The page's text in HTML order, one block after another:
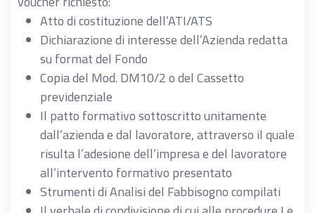
Atto di costituzione dell’ATI/ATS
Dichiarazione di interesse dell’Azienda redatta
su format del Fondo
Copia del Mod. DM10/2 o del Cassetto
previdenziale
Il patto formativo sottoscritto unitamente
dall’azienda e dal lavoratore, attraverso il quale
risulta l’adesione dell’impresa e del lavoratore
all’intervento formativo presentato
Strumenti di Analisi del Fabbisogno compilati